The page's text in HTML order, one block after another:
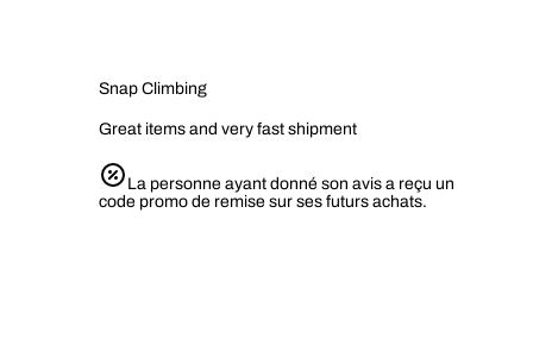
Snap Climbing
Great items and very fast shipment
La personne ayant donné son avis a reçu un
code promo de remise sur ses futurs achats.